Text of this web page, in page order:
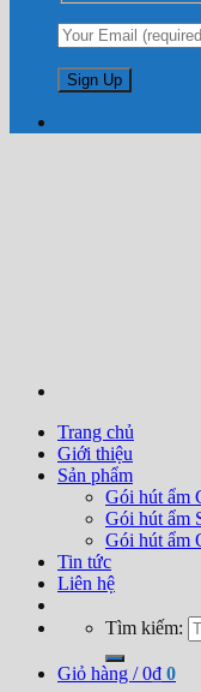
Trang chủ
Giới thiệu
Sản phẩm
Gói hút ẩm
Gói hút ẩm
Gói hút ẩm
Tin tức
Liên hệ
Tìm kiếm:
Giỏ hàng /0₫ 0